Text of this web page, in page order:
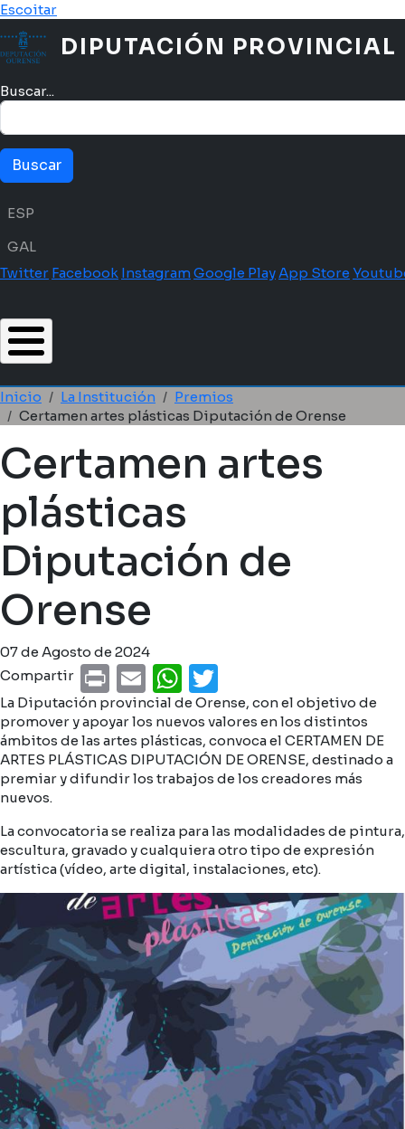
Pasar al contenido principal
Escoitar
DIPUTACIÓN PROVINCIAL
Buscar...
Menú idioma
ESP
GAL
Twitter Facebook InstagramGoogle PlayApp Store
Ruta de navegación
Inicio La Institución
Premios
Certamen artes plásticas Diputación de Orense
Certamen artes
plásticas
Diputación de
Orense
07 de Agosto de 2024
Compartir
PrintEmailWhatsApp
La Diputación provincial de Orense, con el objetivo de
promover y apoyar los nuevos valores en los distintos
ámbitos de las artes plásticas, convoca el CERTAMEN DE
ARTES PLÁSTICAS DIPUTACIÓN DE ORENSE, destinado a
premiar y difundir los trabajos de los creadores más
nuevos.
La convocatoria se realiza para las modalidades de pintura,
escultura, gravado y cualquiera otro tipo de expresión
artística (vídeo, arte digital, instalaciones, etc).